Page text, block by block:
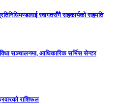
स्वागतसँगै सहकार्यको सहमति
सञ्चालनमा, आधिकारिक सर्भिस सेन्टर
राशिफल